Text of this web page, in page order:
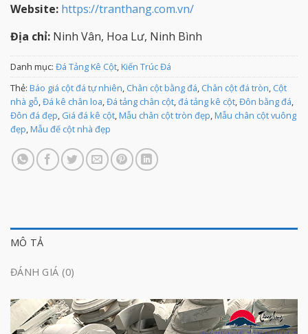
Website: https://tranthang.com.vn/
Địa chỉ: Ninh Vân, Hoa Lư, Ninh Bình
Danh mục: Đá Tảng Kê Cột,Kiến Trúc Đá
Thẻ: Báo giá cột đá tự nhiên, Chân cột bằng đá, Chân cột đá tròn, Cột
nhà gỗ,Đá kê chân loa,Đá tảng chân cột,đá tảng kê cột,Đôn bằng đá,
Đôn đá đẹp, Giá đá kê cột,Mẫu chân cột tròn đẹp,Mẫu chân cột vuông
đẹp,Mẫu đế cột nhà đẹp
MÔ TẢ
ĐÁNH GIÁ (0)